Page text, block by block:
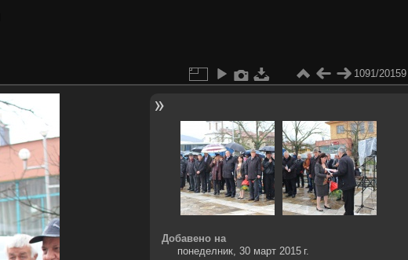
1091/20159
Добавено на
понеделник, 30 март 2015 г.